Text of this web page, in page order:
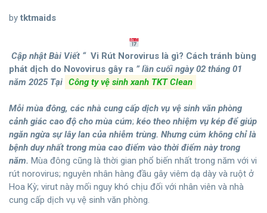
by tktmaids
Cập nhật Bài Viết “Vi Rút Norovirus là gì? Cách tránh bùng
phát dịch do Novovirus gây ra ” lần cuối ngày 02 tháng 01
năm 2025 Tại Công ty vệ sinh xanh TKT Clean
Mỗi mùa đông, các nhà cung cấp dịch vụ vệ sinh văn phòng
cảnh giác cao độ cho mùa cúm; kéo theo nhiệm vụ kép để giúp
ngăn ngừa sự lây lan của nhiễm trùng. Nhưng cúm không chỉ là
bệnh duy nhất trong mùa cao điểm vào thời điểm này trong
năm. Mùa đông cũng là thời gian phổ biến nhất trong năm với vi
rút norovirus; nguyên nhân hàng đầu gây viêm dạ dày và ruột ở
Hoa Kỳ; virut này mối nguy khó chịu đối với nhân viên và nhà
cung cấp dịch vụ vệ sinh văn phòng.